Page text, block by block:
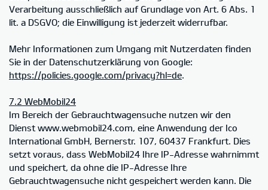
Verarbeitung ausschließlich auf Grundlage von Art. 6 Abs. 1
lit. a DSGVO; die Einwilligung ist jederzeit widerrufbar.
Mehr Informationen zum Umgang mit Nutzerdaten finden
Sie in der Datenschutzerklärung von Google:
https://policies.google.com/privacy?hl=de.
7.2 WebMobil24
Im Bereich der Gebrauchtwagensuche nutzen wir den
Dienst www.webmobil24.com, eine Anwendung der Ico
International GmbH, Bernerstr. 107, 60437 Frankfurt. Dies
setzt voraus, dass WebMobil24 Ihre IP-Adresse wahrnimmt
und speichert, da ohne die IP-Adresse Ihre
Gebrauchtwagensuche nicht gespeichert werden kann. Die